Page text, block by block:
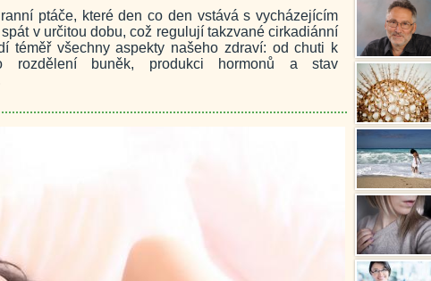
ptáče, které den co den vstává s vycházejícím
v určitou dobu, což regulují takzvané cirkadiánní
téměř všechny aspekty našeho zdraví: od chuti k
buněk, produkci hormonů a stav